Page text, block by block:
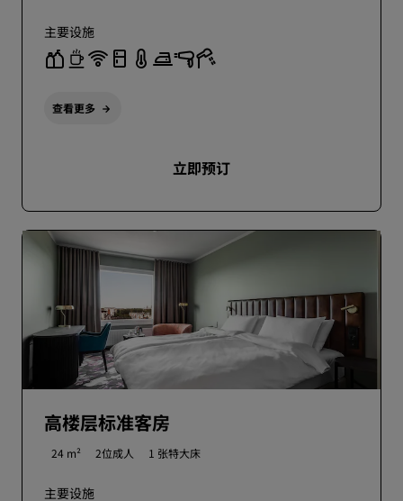
主要设施
查看更多
立即预订
高楼层标准客房
24 m² 2位成人 1 张特大床
主要设施